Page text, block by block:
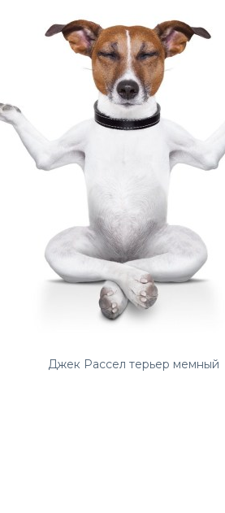
Джек Рассел терьер мемный